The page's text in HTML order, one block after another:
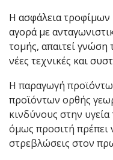
Η ασφάλεια τροφίμων
αγορά με
τομής, απαιτεί
νέες τεχνικές και
Η παραγωγή
προϊόντων ορθής
κινδύνους στην
όμως προσιτή πρέπει
στρεβλώσεις στον